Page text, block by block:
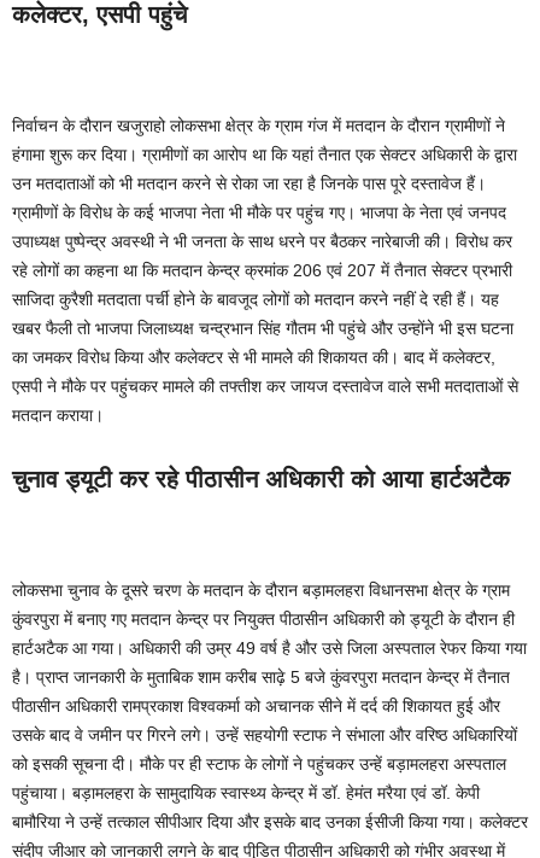
कलेक्टर, एसपी पहुंचे
निर्वाचन के दौरान खजुराहो लोकसभा क्षेत्र के ग्राम गंज में मतदान के दौरान ग्रामीणों ने
हंगामा शुरू कर दिया। ग्रामीणों का आरोप था कि यहां तैनात एक सेक्टर अधिकारी के द्वारा
उन मतदाताओं को भी मतदान करने से रोका जा रहा है जिनके पास पूरे दस्तावेज हैं।
ग्रामीणों के विरोध के कई भाजपा नेता भी मौके पर पहुंच गए। भाजपा के नेता एवं जनपद
उपाध्यक्ष पुष्पेन्द्र अवस्थी ने भी जनता के साथ धरने पर बैठकर नारेबाजी की। विरोध कर
रहे लोगों का कहना था कि मतदान केन्द्र क्रमांक 206 एवं 207 में तैनात सेक्टर प्रभारी
साजिदा कुरैशी मतदाता पर्ची होने के बावजूद लोगों को मतदान करने नहीं दे रही हैं। यह
खबर फैली तो भाजपा जिलाध्यक्ष चन्द्रभान सिंह गौतम भी पहुंचे और उन्होंने भी इस घटना
का जमकर विरोध किया और कलेक्टर से भी मामलेे की शिकायत की। बाद में कलेक्टर,
एसपी ने मौके पर पहुंचकर मामले की तफ्तीश कर जायज दस्तावेज वाले सभी मतदाताओं से
मतदान कराया।
चुनाव ड्यूटी कर रहे पीठासीन अधिकारी को आया हार्टअटैक
लोकसभा चुनाव के दूसरे चरण के मतदान के दौरान बड़ामलहरा विधानसभा क्षेत्र के ग्राम
कुंवरपुरा में बनाए गए मतदान केन्द्र पर नियुक्त पीठासीन अधिकारी को ड्यूटी के दौरान ही
हार्टअटैक आ गया। अधिकारी की उम्र 49 वर्ष है और उसे जिला अस्पताल रेफर किया गया
है। प्राप्त जानकारी के मुताबिक शाम करीब साढ़े 5 बजे कुंवरपुरा मतदान केन्द्र में तैनात
पीठासीन अधिकारी रामप्रकाश विश्वकर्मा को अचानक सीने में दर्द की शिकायत हुई और
उसके बाद वे जमीन पर गिरने लगे। उन्हें सहयोगी स्टाफ ने संभाला और वरिष्ठ अधिकारियों
को इसकी सूचना दी। मौके पर ही स्टाफ के लोगों ने पहुंचकर उन्हें बड़ामलहरा अस्पताल
पहुंचाया। बड़ामलहरा के सामुदायिक स्वास्थ्य केन्द्र में डॉ. हेमंत मरैया एवं डॉ. केपी
बामौरिया ने उन्हें तत्काल सीपीआर दिया और इसके बाद उनका ईसीजी किया गया। कलेक्टर
संदीप जीआर को जानकारी लगने के बाद पीडि़त पीठासीन अधिकारी को गंभीर अवस्था में